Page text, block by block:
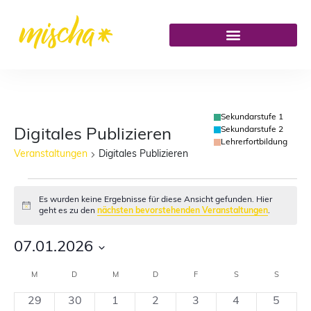
Sekundarstufe 1
Sekundarstufe 2
Lehrerfortbildung
Digitales Publizieren
Veranstaltungen Digitales Publizieren
Hinweis
Es wurden keine Ergebnisse für diese Ansicht gefunden. Hier
geht es zu den nächsten bevorstehenden Veranstaltungen.
07.01.2026
Kalender
von
M D M D F S S
0
29
0
30
01
0
2
0
3
0
4
0
5